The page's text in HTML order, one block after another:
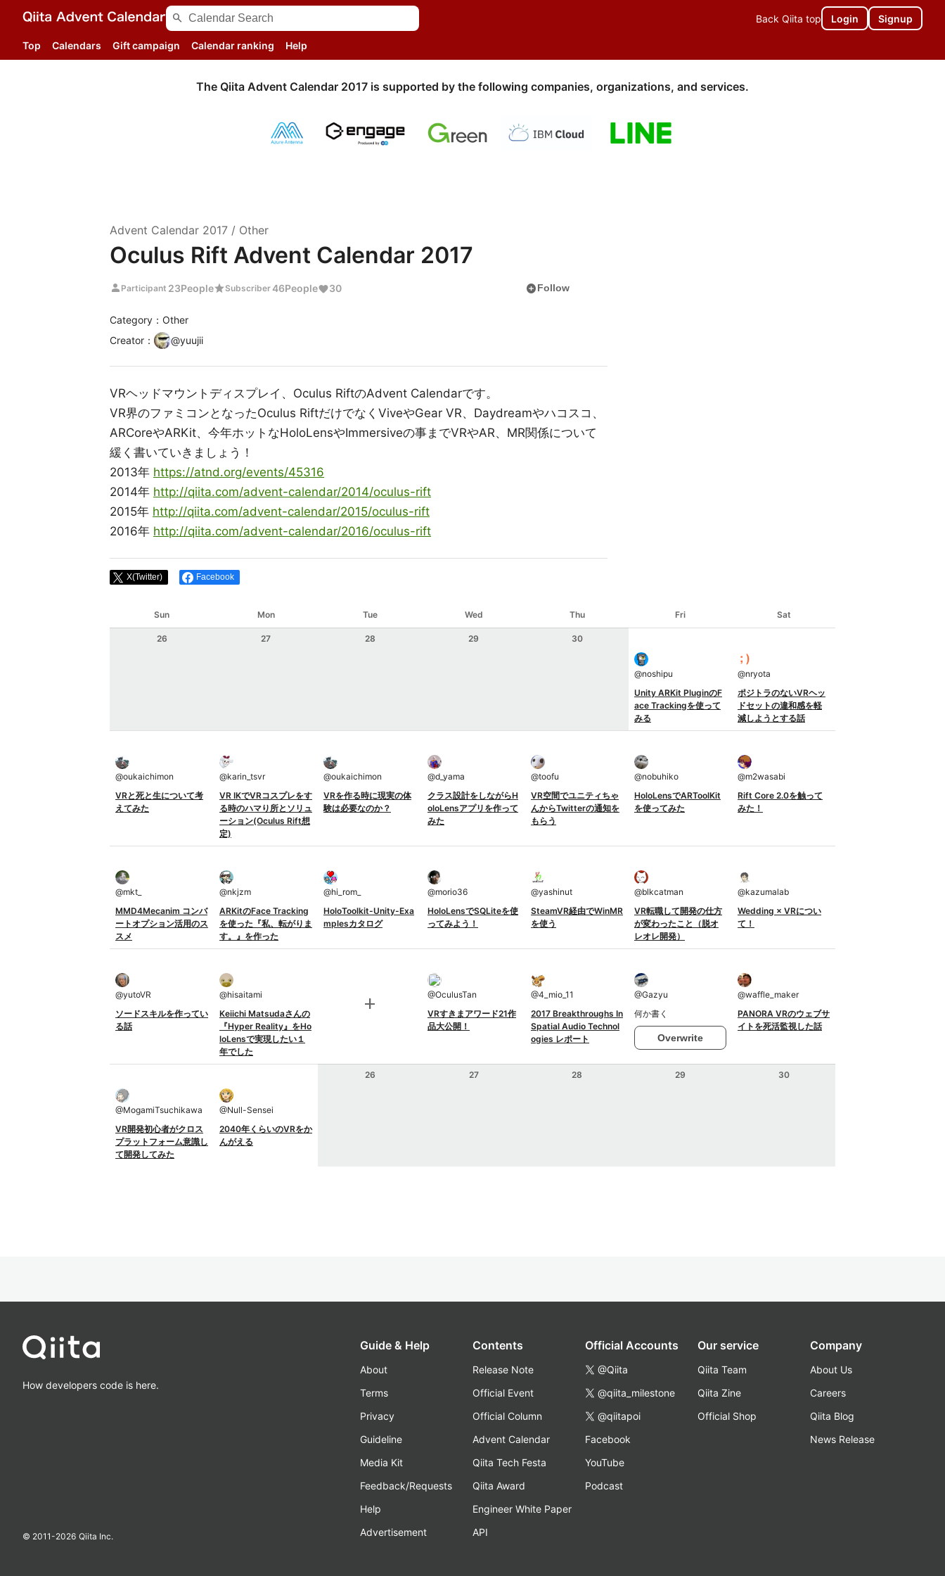
search Back Qiita top Login Signup
Top Calendars Gift campaign Calendar ranking Help
The Qiita Advent Calendar 2017 is supported by the following companies, organizations, and services.
Advent Calendar 2017 / Other
Oculus Rift Advent Calendar 2017
person Participant 23PeoplestarSubscriber46People 30 add_circleFollow
Category：Other
Creator ： @yuujii
VRヘッドマウントディスプレイ、Oculus RiftのAdvent Calendarです。
VR界のファミコンとなったOculus RiftだけでなくViveやGear VR、Daydreamやハコスコ、
ARCoreやARKit、今年ホットなHoloLensやImmersiveの事までVRやAR、MR関係について
緩く書いていきましょう！
2013年 https://atnd.org/events/45316
2014年 http://qiita.com/advent-calendar/2014/oculus-rift
2015年 http://qiita.com/advent-calendar/2015/oculus-rift
2016年 http://qiita.com/advent-calendar/2016/oculus-rift
X(Twitter) Facebook
Sun Mon Tue Wed Thu Fri Sat
26 27 28 29 30
@noshipu
Unity ARKit PluginのF
ace Trackingを使って
みる
@nryota
ポジトラのないVRヘッ
ドセットの違和感を軽
減しようとする話
@oukaichimon
VRと死と生について考
えてみた
@karin_tsvr
VR IKでVRコスプレをす
る時のハマり所とソリュ
ーション(Oculus Rift想
定)
@oukaichimon
VRを作る時に現実の体
験は必要なのか？
@d_yama
クラス設計をしながらH
oloLensアプリを作って
みた
@toofu
VR空間でユニティちゃ
んからTwitterの通知を
もらう
@nobuhiko
HoloLensでARToolKit
を使ってみた
@m2wasabi
Rift Core 2.0を触って
みた！
@mkt_
MMD4Mecanim コンバ
ートオプション活用のス
スメ
@nkjzm
ARKitのFace Tracking
を使った『私、転がりま
す。』を作った
@hi_rom_
HoloToolkit-Unity-Exa
mplesカタログ
@morio36
HoloLensでSQLiteを使
ってみよう！
@yashinut
SteamVR経由でWinMR
を使う
@blkcatman
VR転職して開発の仕方
が変わったこと（脱オ
レオレ開発）
@kazumalab
Wedding × VRについ
て！
@yutoVR
ソードスキルを作ってい
る話
@hisaitami
Keiichi Matsudaさんの
『Hyper Reality』をHo
loLensで実現したい１
年でした
add @OculusTan
VRすきまアワード21作
品大公開！
@4_mio_11
2017 Breakthroughs In
Spatial Audio Technol
ogies レポート
@Gazyu
何か書く
Overwrite
@waffle_maker
PANORA VRのウェブサ
イトを死活監視した話
@MogamiTsuchikawa
VR開発初心者がクロス
プラットフォーム意識し
て開発してみた
@Null-Sensei
2040年くらいのVRをか
んがえる
26 27 28 29 30
How developers code is here.
© 2011-2026 Qiita Inc.
Guide & Help
About
Terms
Privacy
Guideline
Media Kit
Feedback/Requests
Help
Advertisement
Contents
Release Note
Official Event
Official Column
Advent Calendar
Qiita Tech Festa
Qiita Award
Engineer White Paper
API
Official Accounts
@Qiita
@qiita_milestone
@qiitapoi
Facebook
YouTube
Podcast
Our service
Qiita Team
Qiita Zine
Official Shop
Company
About Us
Careers
Qiita Blog
News Release